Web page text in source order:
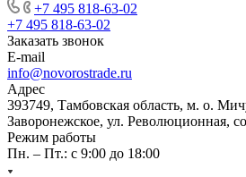
+7 495 818-63-02
+7 495 818-63-02
Заказать звонок
E-mail
info@novorostrade.ru
Адрес
393749, Тамбовская область, м. о.
Заворонежское, ул. Революционная,
Режим работы
Пн. – Пт.: с 9:00 до 18:00